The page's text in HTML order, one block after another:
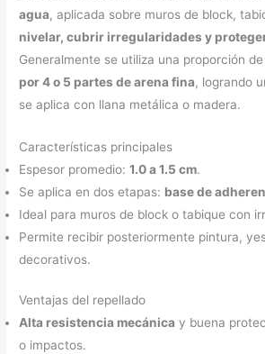
agua, aplicada sobre muros de block,
nivelar, cubrir irregularidades y
Generalmente se utiliza una proporción
por 4 o 5 partes de arena fina, logrando
se aplica con llana metálica o madera.
Características principales
Espesor promedio:1.0 a 1.5 cm.
Se aplica en dos etapas: base de
Ideal para muros de block o tabique con
Permite recibir posteriormente pintura,
decorativos.
Ventajas del repellado
Alta resistencia mecánica y buena
o impactos.